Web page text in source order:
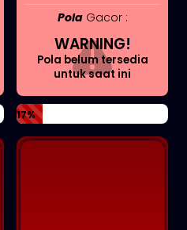
PolaGacor :
WARNING!
Pola belum tersedia
untuk saat ini
17%